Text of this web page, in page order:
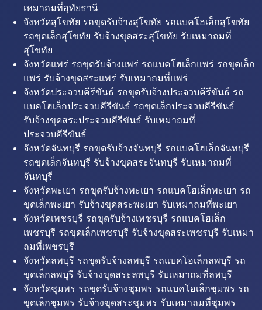
เหมาถมที่อุทัยธานี
จังหวัดสุโขทัย รถขุดรับจ้างสุโขทัย รถแบคโฮเล็กสุโขทัย
รถขุดเล็กสุโขทัย รับจ้างขุดสระสุโขทัย รับเหมาถมที่
สุโขทัย
จังหวัดแพร่ รถขุดรับจ้างแพร่ รถแบคโฮเล็กแพร่ รถขุดเล็ก
แพร่ รับจ้างขุดสระแพร่ รับเหมาถมที่แพร่
จังหวัดประจวบคีรีขันธ์ รถขุดรับจ้างประจวบคีรีขันธ์ รถ
แบคโฮเล็กประจวบคีรีขันธ์ รถขุดเล็กประจวบคีรีขันธ์
รับจ้างขุดสระประจวบคีรีขันธ์ รับเหมาถมที่
ประจวบคีรีขันธ์
จังหวัดจันทบุรี รถขุดรับจ้างจันทบุรี รถแบคโฮเล็กจันทบุรี
รถขุดเล็กจันทบุรี รับจ้างขุดสระจันทบุรี รับเหมาถมที่
จันทบุรี
จังหวัดพะเยา รถขุดรับจ้างพะเยา รถแบคโฮเล็กพะเยา รถ
ขุดเล็กพะเยา รับจ้างขุดสระพะเยา รับเหมาถมที่พะเยา
จังหวัดเพชรบุรี รถขุดรับจ้างเพชรบุรี รถแบคโฮเล็ก
เพชรบุรี รถขุดเล็กเพชรบุรี รับจ้างขุดสระเพชรบุรี รับเหมา
ถมที่เพชรบุรี
จังหวัดลพบุรี รถขุดรับจ้างลพบุรี รถแบคโฮเล็กลพบุรี รถ
ขุดเล็กลพบุรี รับจ้างขุดสระลพบุรี รับเหมาถมที่ลพบุรี
จังหวัดชุมพร รถขุดรับจ้างชุมพร รถแบคโฮเล็กชุมพร รถ
ขุดเล็กชุมพร รับจ้างขุดสระชุมพร รับเหมาถมที่ชุมพร